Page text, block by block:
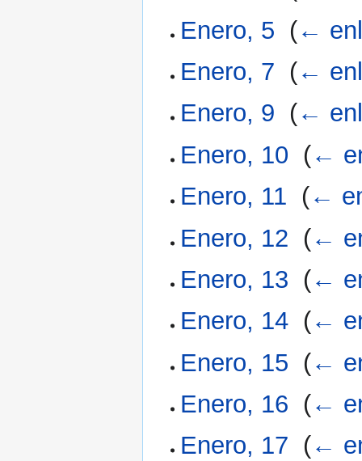
Enero, 5 (←
Enero, 7 (←
Enero, 9 (←
Enero, 10 (←
Enero, 11 (←
Enero, 12 (←
Enero, 13 (←
Enero, 14 (←
Enero, 15 (←
Enero, 16 (←
Enero, 17 (←